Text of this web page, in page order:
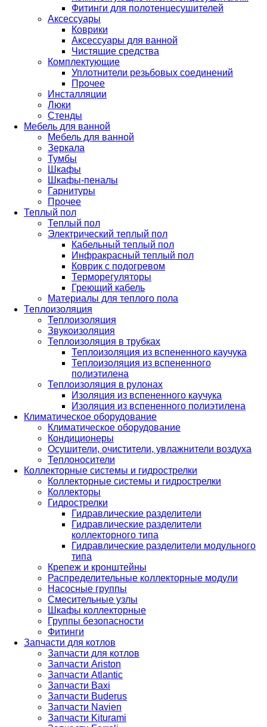
Фитинги для полотенцесушителей
Аксессуары
Коврики
Аксессуары для ванной
Чистящие средства
Комплектующие
Уплотнители резьбовых соединений
Прочее
Инсталляции
Люки
Стенды
Мебель для ванной
Мебель для ванной
Зеркала
Тумбы
Шкафы
Шкафы-пеналы
Гарнитуры
Прочее
Теплый пол
Теплый пол
Электрический теплый пол
Кабельный теплый пол
Инфракрасный теплый пол
Коврик с подогревом
Терморегуляторы
Греющий кабель
Материалы для теплого пола
Теплоизоляция
Теплоизоляция
Звукоизоляция
Теплоизоляция в трубках
Теплоизоляция из вспененного каучука
Теплоизоляция из вспененного
полиэтилена
Теплоизоляция в рулонах
Изоляция из вспененного каучука
Изоляция из вспененного полиэтилена
Климатическое оборудование
Климатическое оборудование
Кондиционеры
Осушители, очистители, увлажнители воздуха
Теплоносители
Коллекторные системы и гидрострелки
Коллекторные системы и гидрострелки
Коллекторы
Гидрострелки
Гидравлические разделители
Гидравлические разделители
коллекторного типа
Гидравлические разделители модульного
типа
Крепеж и кронштейны
Распределительные коллекторные модули
Насосные группы
Смесительные узлы
Шкафы коллекторные
Группы безопасности
Фитинги
Запчасти для котлов
Запчасти для котлов
Запчасти Ariston
Запчасти Atlantic
Запчасти Baxi
Запчасти Buderus
Запчасти Navien
Запчасти Kiturami